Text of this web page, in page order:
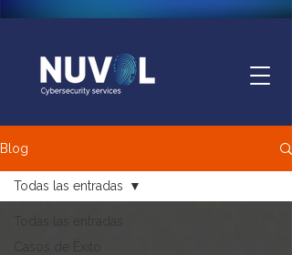
Blog
Todas las entradas